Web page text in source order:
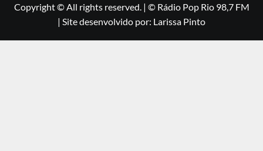
Copyright © All rights reserved. | ©Rádio Pop Rio 98,7 FM
| Site desenvolvido por: Larissa Pinto